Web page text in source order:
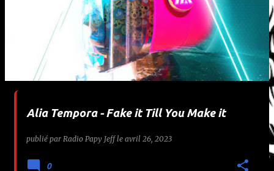
c
Alia Tempora - Fake it Till You Make it
publié par Radio Papy Jeff le avril 26, 2023
0